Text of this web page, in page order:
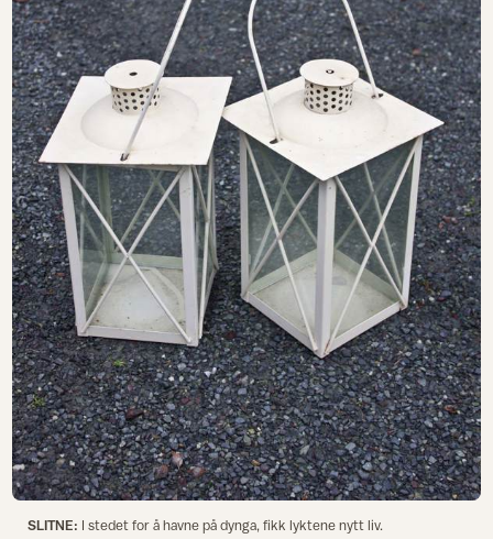
SLITNE: I stedet for å havne på dynga, fikk lyktene nytt liv.